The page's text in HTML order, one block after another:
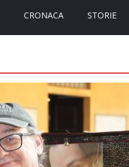
CRONACA STORIE